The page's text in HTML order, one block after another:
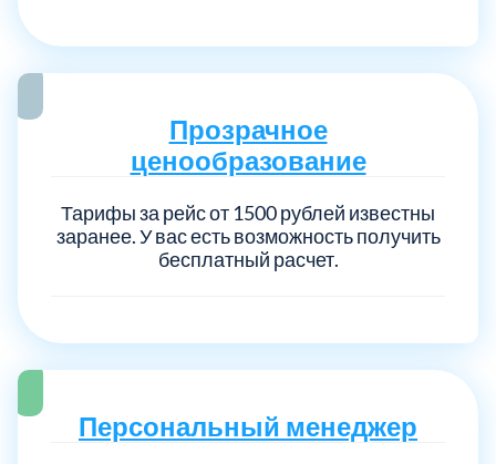
Прозрачное
ценообразование
Тарифы за рейс от 1500 рублей известны
заранее. У вас есть возможность получить
бесплатный расчет.
Персональный менеджер